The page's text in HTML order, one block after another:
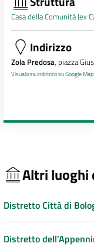
Casa della Comunità (ex
Indirizzo
Zola Predosa, piazza
Visualizza indirizzo su Google
Altri luoghi
Distretto Città di
Distretto